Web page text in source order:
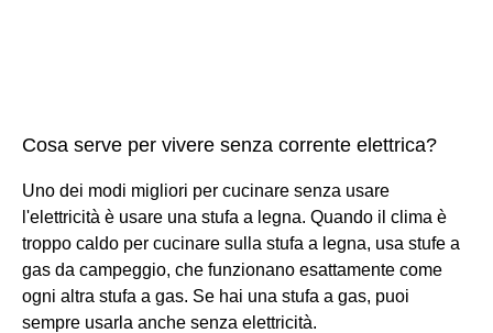
Cosa serve per vivere senza corrente elettrica?
Uno dei modi migliori per cucinare senza usare
l'elettricità è usare una stufa a legna. Quando il clima è
troppo caldo per cucinare sulla stufa a legna, usa stufe a
gas da campeggio, che funzionano esattamente come
ogni altra stufa a gas. Se hai una stufa a gas, puoi
sempre usarla anche senza elettricità.